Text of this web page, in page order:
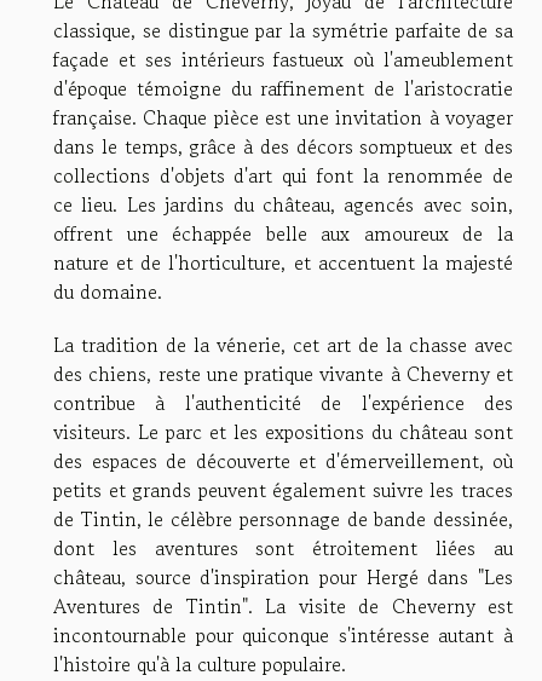
classique, se distingue par la symétrie parfaite de sa
façade et ses intérieurs fastueux où l'ameublement
d'époque témoigne du raffinement de l'aristocratie
française. Chaque pièce est une invitation à voyager
dans le temps, grâce à des décors somptueux et des
collections d'objets d'art qui font la renommée de
ce lieu. Les jardins du château, agencés avec soin,
offrent une échappée belle aux amoureux de la
nature et de l'horticulture, et accentuent la majesté
du domaine.
La tradition de la vénerie, cet art de la chasse avec
des chiens, reste une pratique vivante à Cheverny et
contribue à l'authenticité de l'expérience des
visiteurs. Le parc et les expositions du château sont
des espaces de découverte et d'émerveillement, où
petits et grands peuvent également suivre les traces
de Tintin, le célèbre personnage de bande dessinée,
dont les aventures sont étroitement liées au
château, source d'inspiration pour Hergé dans "Les
Aventures de Tintin". La visite de Cheverny est
incontournable pour quiconque s'intéresse autant à
l'histoire qu'à la culture populaire.